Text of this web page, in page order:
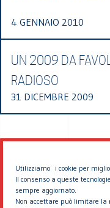
Utilizziamo i cookie per
Il consenso a queste
sempre aggiornato.
Non accettare può limitare la
4 GENNAIO 2010
UN 2009 DA
RADIOSO
31 DICEMBRE 2009